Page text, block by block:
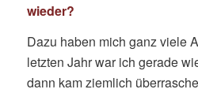
wieder?
Dazu haben mich ganz viele
letzten Jahr war ich gerade
dann kam ziemlich